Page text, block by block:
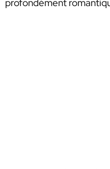
profondément